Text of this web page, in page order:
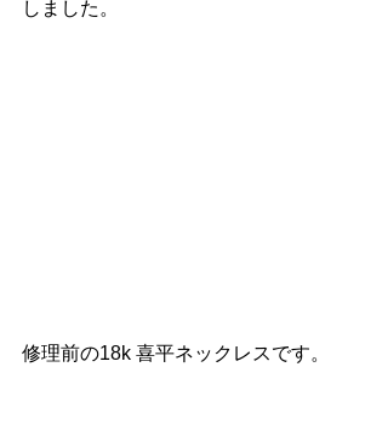
しました。
修理前の18k 喜平ネックレスです。